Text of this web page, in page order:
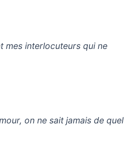
mes interlocuteurs qui ne
on ne sait jamais de quel